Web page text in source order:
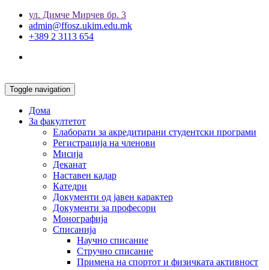
ул. Димче Мирчев бр. 3
admin@ffosz.ukim.edu.mk
+389 2 3113 654
Toggle navigation
Дома
За факултетот
Елаборати за акредитирани студентски програми
Регистрација на членови
Мисија
Деканат
Наставен кадар
Катедри
Документи од јавен карактер
Документи за професори
Монографија
Списанија
Научно списание
Стручно списание
Примена на спортот и физичката активност